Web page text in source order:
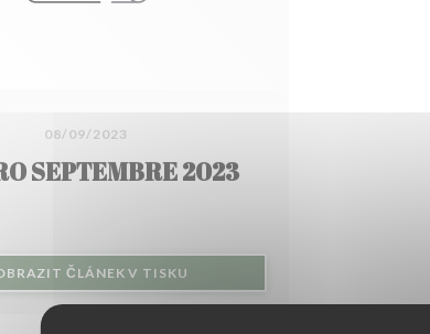
08/09/2023
SEPTEMBRE 2023
ČLÁNEK V TISKU